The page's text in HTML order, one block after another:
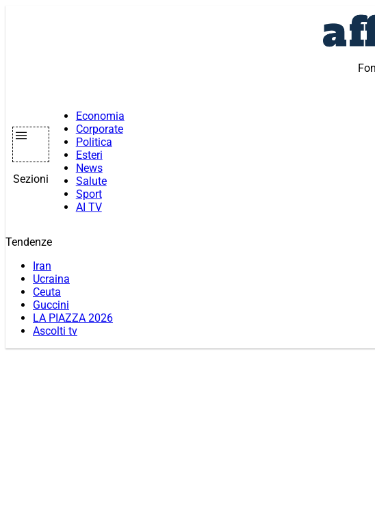
Sezioni
Economia
Corporate
Politica
Esteri
News
Salute
Sport
AI TV
Tendenze
Iran
Ucraina
Ceuta
Guccini
LA PIAZZA 2026
Ascolti tv